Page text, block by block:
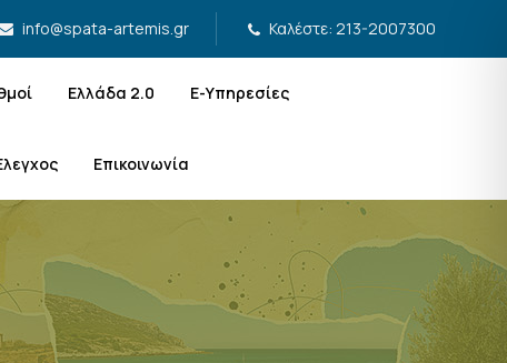
info@spata-artemis.gr Καλέστε: 213-2007300
Ελλάδα 2.0 Ε-Υπηρεσίες
Επικοινωνία